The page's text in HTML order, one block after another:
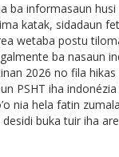
ba informasaun
katak, sidadaun
wetaba postu
ba nasaun
2026 no fila
PSHT iha
nia hela fatin
buka tuir iha